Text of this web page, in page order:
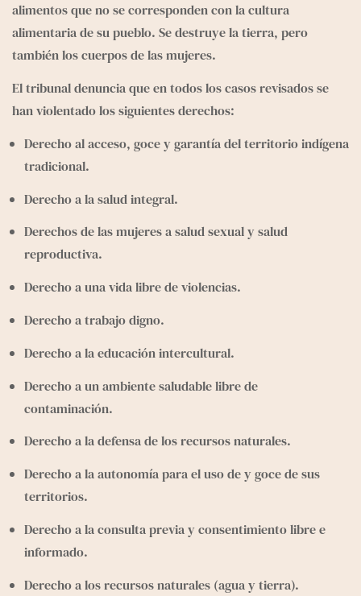
alimentos que no se corresponden con la cultura
alimentaria de su pueblo. Se destruye la tierra, pero
también los cuerpos de las mujeres.
El tribunal denuncia que en todos los casos revisados se
han violentado los siguientes derechos:
Derecho al acceso, goce y garantía del territorio indígena
tradicional.
Derecho a la salud integral.
Derechos de las mujeres a salud sexual y salud
reproductiva.
Derecho a una vida libre de violencias.
Derecho a trabajo digno.
Derecho a la educación intercultural.
Derecho a un ambiente saludable libre de
contaminación.
Derecho a la defensa de los recursos naturales.
Derecho a la autonomía para el uso de y goce de sus
territorios.
Derecho a la consulta previa y consentimiento libre e
informado.
Derecho a los recursos naturales (agua y tierra).